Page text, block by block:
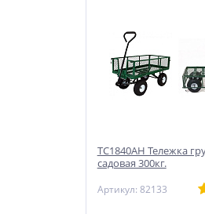
ТС1840АН Тележка
садовая 300кг.
Артикул: 82133